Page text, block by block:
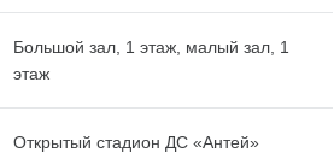
Большой зал, 1 этаж, малый зал, 1
этаж
Открытый стадион ДС «Антей»